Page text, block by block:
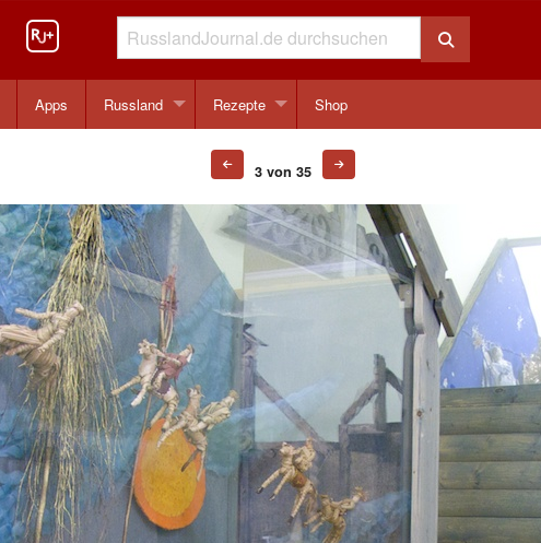
Apps Russland Rezepte Shop
3 von 35